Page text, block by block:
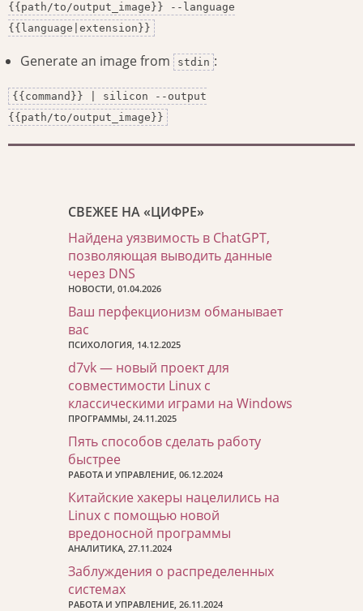
{{path/to/output_image}} --language
{{language|extension}}
Generate an image from stdin :
{{command}} | silicon --output
{{path/to/output_image}}
СВЕЖЕЕ НА «ЦИФРЕ»
Найдена уязвимость в ChatGPT,
позволяющая выводить данные
через DNS
НОВОСТИ, 01.04.2026
Ваш перфекционизм обманывает
вас
ПСИХОЛОГИЯ, 14.12.2025
d7vk — новый проект для
совместимости Linux с
классическими играми на Windows
ПРОГРАММЫ, 24.11.2025
Пять способов сделать работу
быстрее
РАБОТА И УПРАВЛЕНИЕ, 06.12.2024
Китайские хакеры нацелились на
Linux с помощью новой
вредоносной программы
АНАЛИТИКА, 27.11.2024
Заблуждения о распределенных
системах
РАБОТА И УПРАВЛЕНИЕ, 26.11.2024